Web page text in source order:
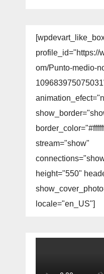
profile_id="https://
om/Punto-medio-
stream="show"
height="550"
locale="en_US"]